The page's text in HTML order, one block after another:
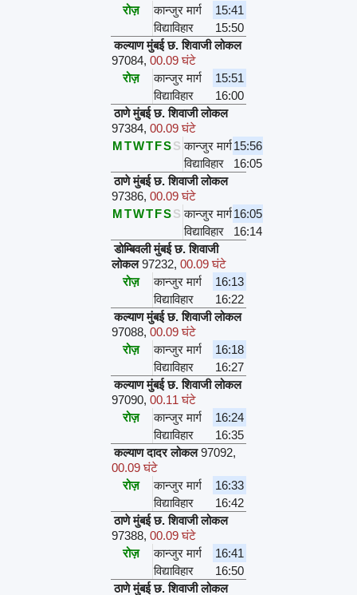
रोज़
कान्जुर मार्ग
15:41
विद्याविहार
15:50
कल्याण मुंबई छ. शिवाजी लोकल
97084, 00.09 घंटे
रोज़
कान्जुर मार्ग
15:51
विद्याविहार
16:00
ठाणे मुंबई छ. शिवाजी लोकल
97384, 00.09 घंटे
MTWT FS S कान्जुर मार्ग 15:56
विद्याविहार
16:05
ठाणे मुंबई छ. शिवाजी लोकल
97386, 00.09 घंटे
MTWT FS S कान्जुर मार्ग 16:05
विद्याविहार
16:14
डोम्बिवली मुंबई छ. शिवाजी
लोकल 97232, 00.09 घंटे
रोज़
कान्जुर मार्ग
16:13
विद्याविहार
16:22
कल्याण मुंबई छ. शिवाजी लोकल
97088, 00.09 घंटे
रोज़
कान्जुर मार्ग
16:18
विद्याविहार
16:27
कल्याण मुंबई छ. शिवाजी लोकल
97090, 00.11 घंटे
रोज़
कान्जुर मार्ग
16:24
विद्याविहार
16:35
कल्याण दादर लोकल 97092,
00.09 घंटे
रोज़
कान्जुर मार्ग
16:33
विद्याविहार
16:42
ठाणे मुंबई छ. शिवाजी लोकल
97388, 00.09 घंटे
रोज़
कान्जुर मार्ग
16:41
विद्याविहार
16:50
ठाणे मुंबई छ. शिवाजी लोकल